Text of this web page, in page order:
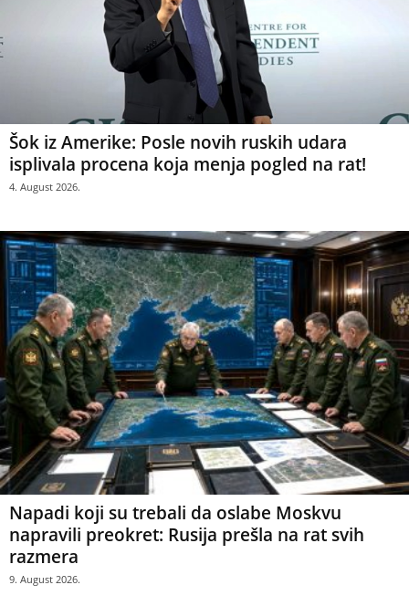
Šok iz Amerike: Posle novih ruskih udara
isplivala procena koja menja pogled na rat!
4. August 2026.
Napadi koji su trebali da oslabe Moskvu
napravili preokret: Rusija prešla na rat svih
razmera
9. August 2026.